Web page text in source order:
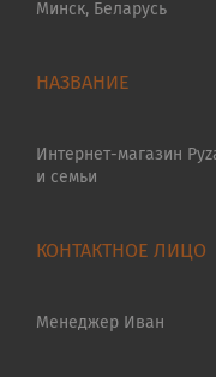
Минск, Беларусь
Интернет-магазин
и семьи
Менеджер Иван